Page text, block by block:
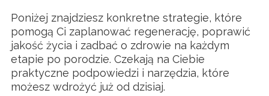
Poniżej znajdziesz konkretne strategie, które
pomogą Ci zaplanować regenerację, poprawić
jakość życia i zadbać o zdrowie na każdym
etapie po porodzie. Czekają na Ciebie
praktyczne podpowiedzi i narzędzia, które
możesz wdrożyć już od dzisiaj.